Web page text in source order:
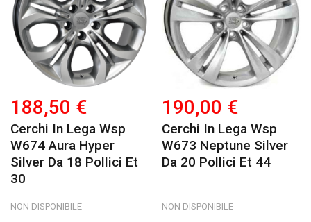
188,50 €
Cerchi In Lega Wsp
W674 Aura Hyper
Silver Da 18 Pollici Et
30
NON DISPONIBILE
190,00 €
Cerchi In Lega Wsp
W673 Neptune Silver
Da 20 Pollici Et 44
NON DISPONIBILE